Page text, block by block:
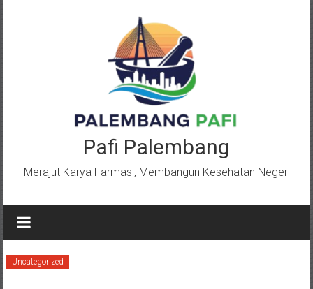
Pafi Palembang
Merajut Karya Farmasi, Membangun Kesehatan Negeri
Uncategorized